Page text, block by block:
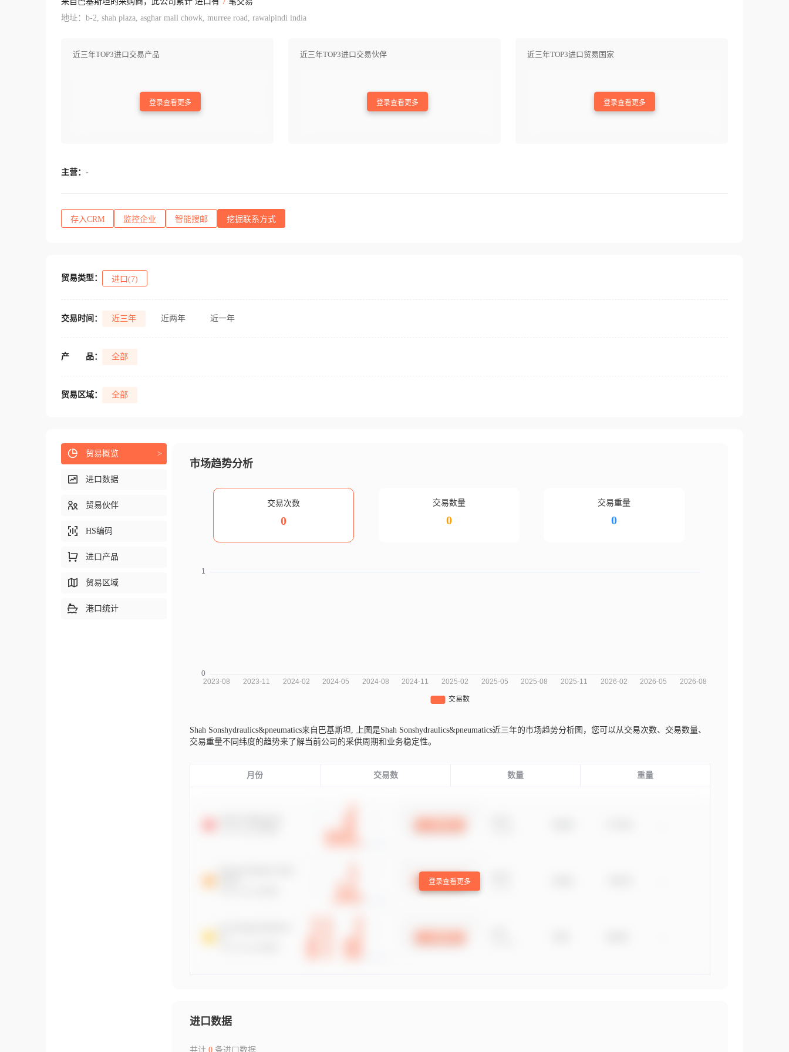
地址：b-2, shah plaza, asghar mall chowk, murree road, rawalpindi india
近三年TOP3进口交易产品
登录查看更多
近三年TOP3进口交易伙伴
登录查看更多
近三年TOP3进口贸易国家
登录查看更多
主营： -
存入CRM 监控企业 智能搜邮 挖掘联系方式
贸易类型： 进口(7)
交易时间： 近三年 近两年 近一年
产 品： 全部
贸易区域： 全部
市场趋势分析
交易次数
0
交易数量
0
交易重量
0
Shah Sonshydraulics&pneumatics来自巴基斯坦,
上图是Shah Sonshydraulics&pneumatics近三年的市场趋势分析图，您可以从交易次数、交易数量、
交易重量不同纬度的趋势来了解当前公司的采供周期和业务稳定性。
月份 交易数 数量 重量
登录查看更多
进口数据
共计 0条进口数据
贸易概览 >
进口数据
贸易伙伴
HS编码
进口产品
贸易区域
港口统计